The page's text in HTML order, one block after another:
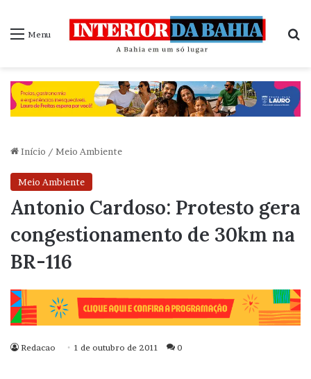
Menu
Início / Meio Ambiente
Meio Ambiente
Antonio Cardoso: Protesto gera
congestionamento de 30km na
BR-116
Redacao 1 de outubro de 2011 0